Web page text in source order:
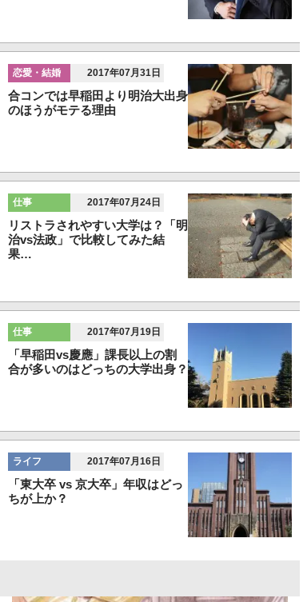
恋愛・結婚 2017年07月31日
合コンでは早稲田より明治大出身
のほうがモテる理由
仕事 2017年07月24日
リストラされやすい大学は？「明
治vs法政」で比較してみた結
果…
仕事 2017年07月19日
「早稲田vs慶應」課長以上の割
合が多いのはどっちの大学出身？
ライフ 2017年07月16日
「東大卒 vs 京大卒」年収はどっ
ちが上か？